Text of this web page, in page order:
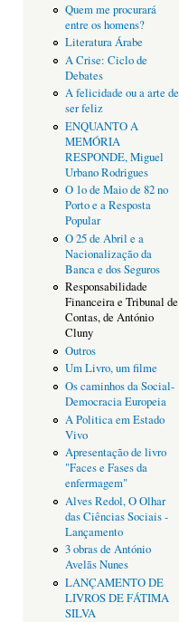
Quem me procurará
entre os homens?
Literatura Árabe
A Crise: Ciclo de
Debates
A felicidade ou a arte de
ser feliz
ENQUANTO A
MEMÓRIA
RESPONDE, Miguel
Urbano Rodrigues
O 1o de Maio de 82 no
Porto e a Resposta
Popular
O 25 de Abril e a
Nacionalização da
Banca e dos Seguros
Responsabilidade
Financeira e Tribunal de
Contas, de António
Cluny
Outros
Um Livro, um filme
Os caminhos da Social-
Democracia Europeia
A Politica em Estado
Vivo
Apresentação de livro
"Faces e Fases da
enfermagem"
Alves Redol, O Olhar
das Ciências Sociais -
Lançamento
3 obras de António
Avelãs Nunes
LANÇAMENTO DE
LIVROS DE FÁTIMA
SILVA